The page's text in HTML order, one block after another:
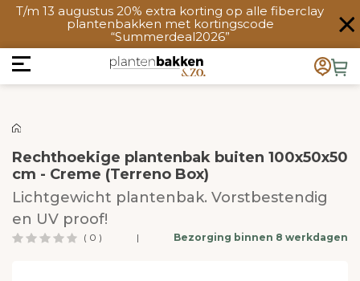
T/m 13 augustus 20% extra korting op alle fiberclay
plantenbakken met kortingscode
“Summerdeal2026”
Rechthoekige plantenbak buiten 100x50x50
cm - Creme (Terreno Box)
Lichtgewicht plantenbak. Vorstbestendig
en UV proof!
( 0 ) | Bezorging binnen 8 werkdagen